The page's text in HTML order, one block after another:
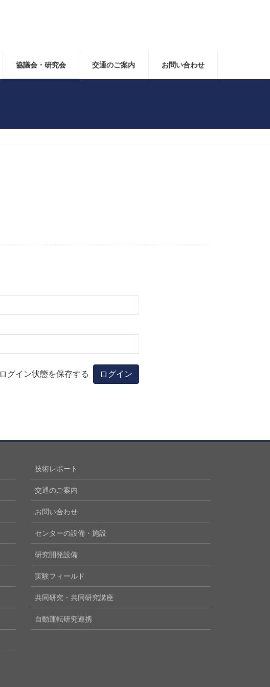
協議会・研究会 交通のご案内 お問い合わせ
ログイン状態を保存する
技術レポート
交通のご案内
お問い合わせ
センターの設備・施設
研究開発設備
実験フィールド
共同研究・共同研究講座
自動運転研究連携